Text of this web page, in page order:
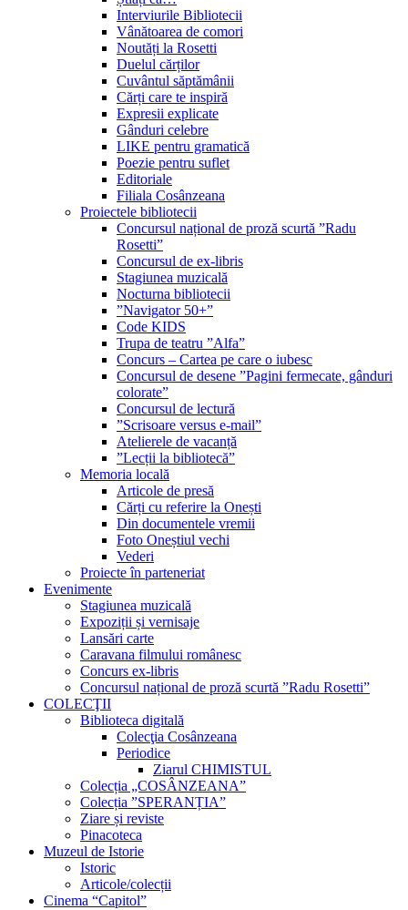
Interviurile Bibliotecii
Vânătoarea de comori
Noutăți la Rosetti
Duelul cărților
Cuvântul săptămânii
Cărți care te inspiră
Expresii explicate
Gânduri celebre
LIKE pentru gramatică
Poezie pentru suflet
Editoriale
Filiala Cosânzeana
Proiectele bibliotecii
Concursul național de proză scurtă ”Radu
Rosetti”
Concursul de ex-libris
Stagiunea muzicală
Nocturna bibliotecii
”Navigator 50+”
Code KIDS
Trupa de teatru ”Alfa”
Concurs – Cartea pe care o iubesc
Concursul de desene ”Pagini fermecate, gânduri
colorate”
Concursul de lectură
”Scrisoare versus e-mail”
Atelierele de vacanță
”Lecții la bibliotecă”
Memoria locală
Articole de presă
Cărți cu referire la Onești
Din documentele vremii
Foto Oneștiul vechi
Vederi
Proiecte în parteneriat
Evenimente
Stagiunea muzicală
Expoziții și vernisaje
Lansări carte
Caravana filmului românesc
Concurs ex-libris
Concursul național de proză scurtă ”Radu Rosetti”
COLECŢII
Biblioteca digitală
Colecţia Cosânzeana
Periodice
Ziarul CHIMISTUL
Colecția „COSÂNZEANA”
Colecția ”SPERANȚIA”
Ziare și reviste
Pinacoteca
Muzeul de Istorie
Istoric
Articole/colecții
Cinema “Capitol”